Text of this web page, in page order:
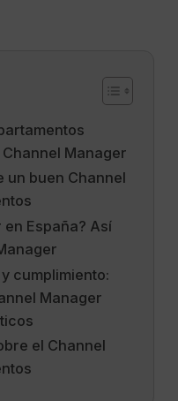
Manager
un buen Channel
España? Así
cumplimiento:
Manager
el Channel